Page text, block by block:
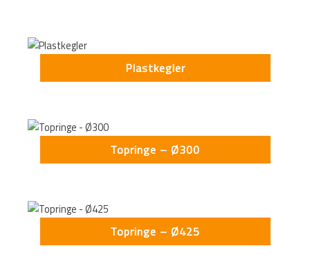
Plastkegler
Topringe – Ø300
Topringe – Ø425